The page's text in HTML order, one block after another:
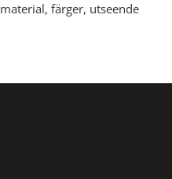
färger, utseende